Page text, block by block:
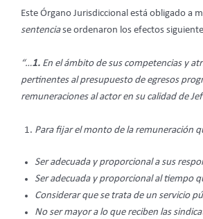
Este Órgano Jurisdiccional está obligado a
sentenciase ordenaron los efectos
“…1. En el ámbito de sus competencias y
pertinentes al presupuesto de egresos
remuneraciones al actor en su calidad de
Para fijar el monto de la remuneración
Ser adecuada y proporcional a sus
Ser adecuada y proporcional al tiempo
Considerar que se trata de un servicio
No ser mayor a lo que reciben las